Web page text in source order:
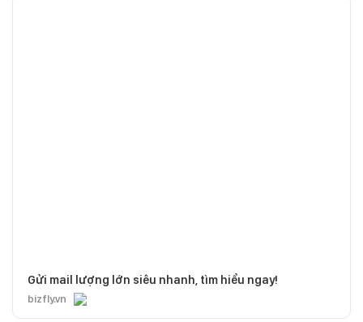
Gửi mail lượng lớn siêu nhanh, tìm hiểu ngay!
bizfly.vn